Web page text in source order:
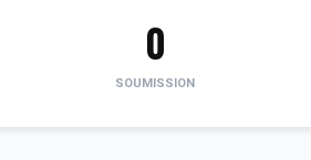
0
SOUMISSION